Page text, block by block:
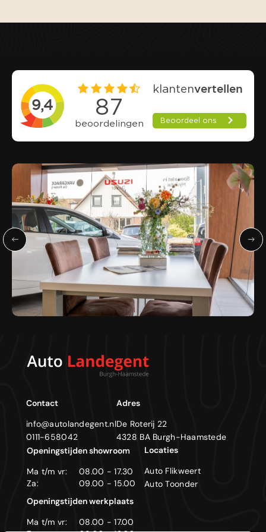
Contact
info@autolandegent.nl
0111-658042
Adres
De Roterij 22
4328 BA Burgh-Haamstede
Openingstijden showroom
Ma t/m vr:
08.00 - 17.30
Za:
09.00 - 15.00
Openingstijden werkplaats
Ma t/m vr:
08.00 - 17.00
Locaties
Auto Flikweert
Auto Toonder